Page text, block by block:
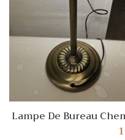
Lampe De Bureau